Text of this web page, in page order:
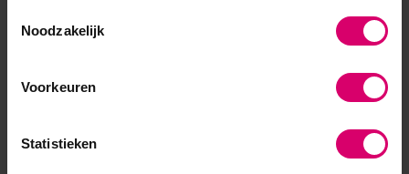
Noodzakelijk
Voorkeuren
Statistieken